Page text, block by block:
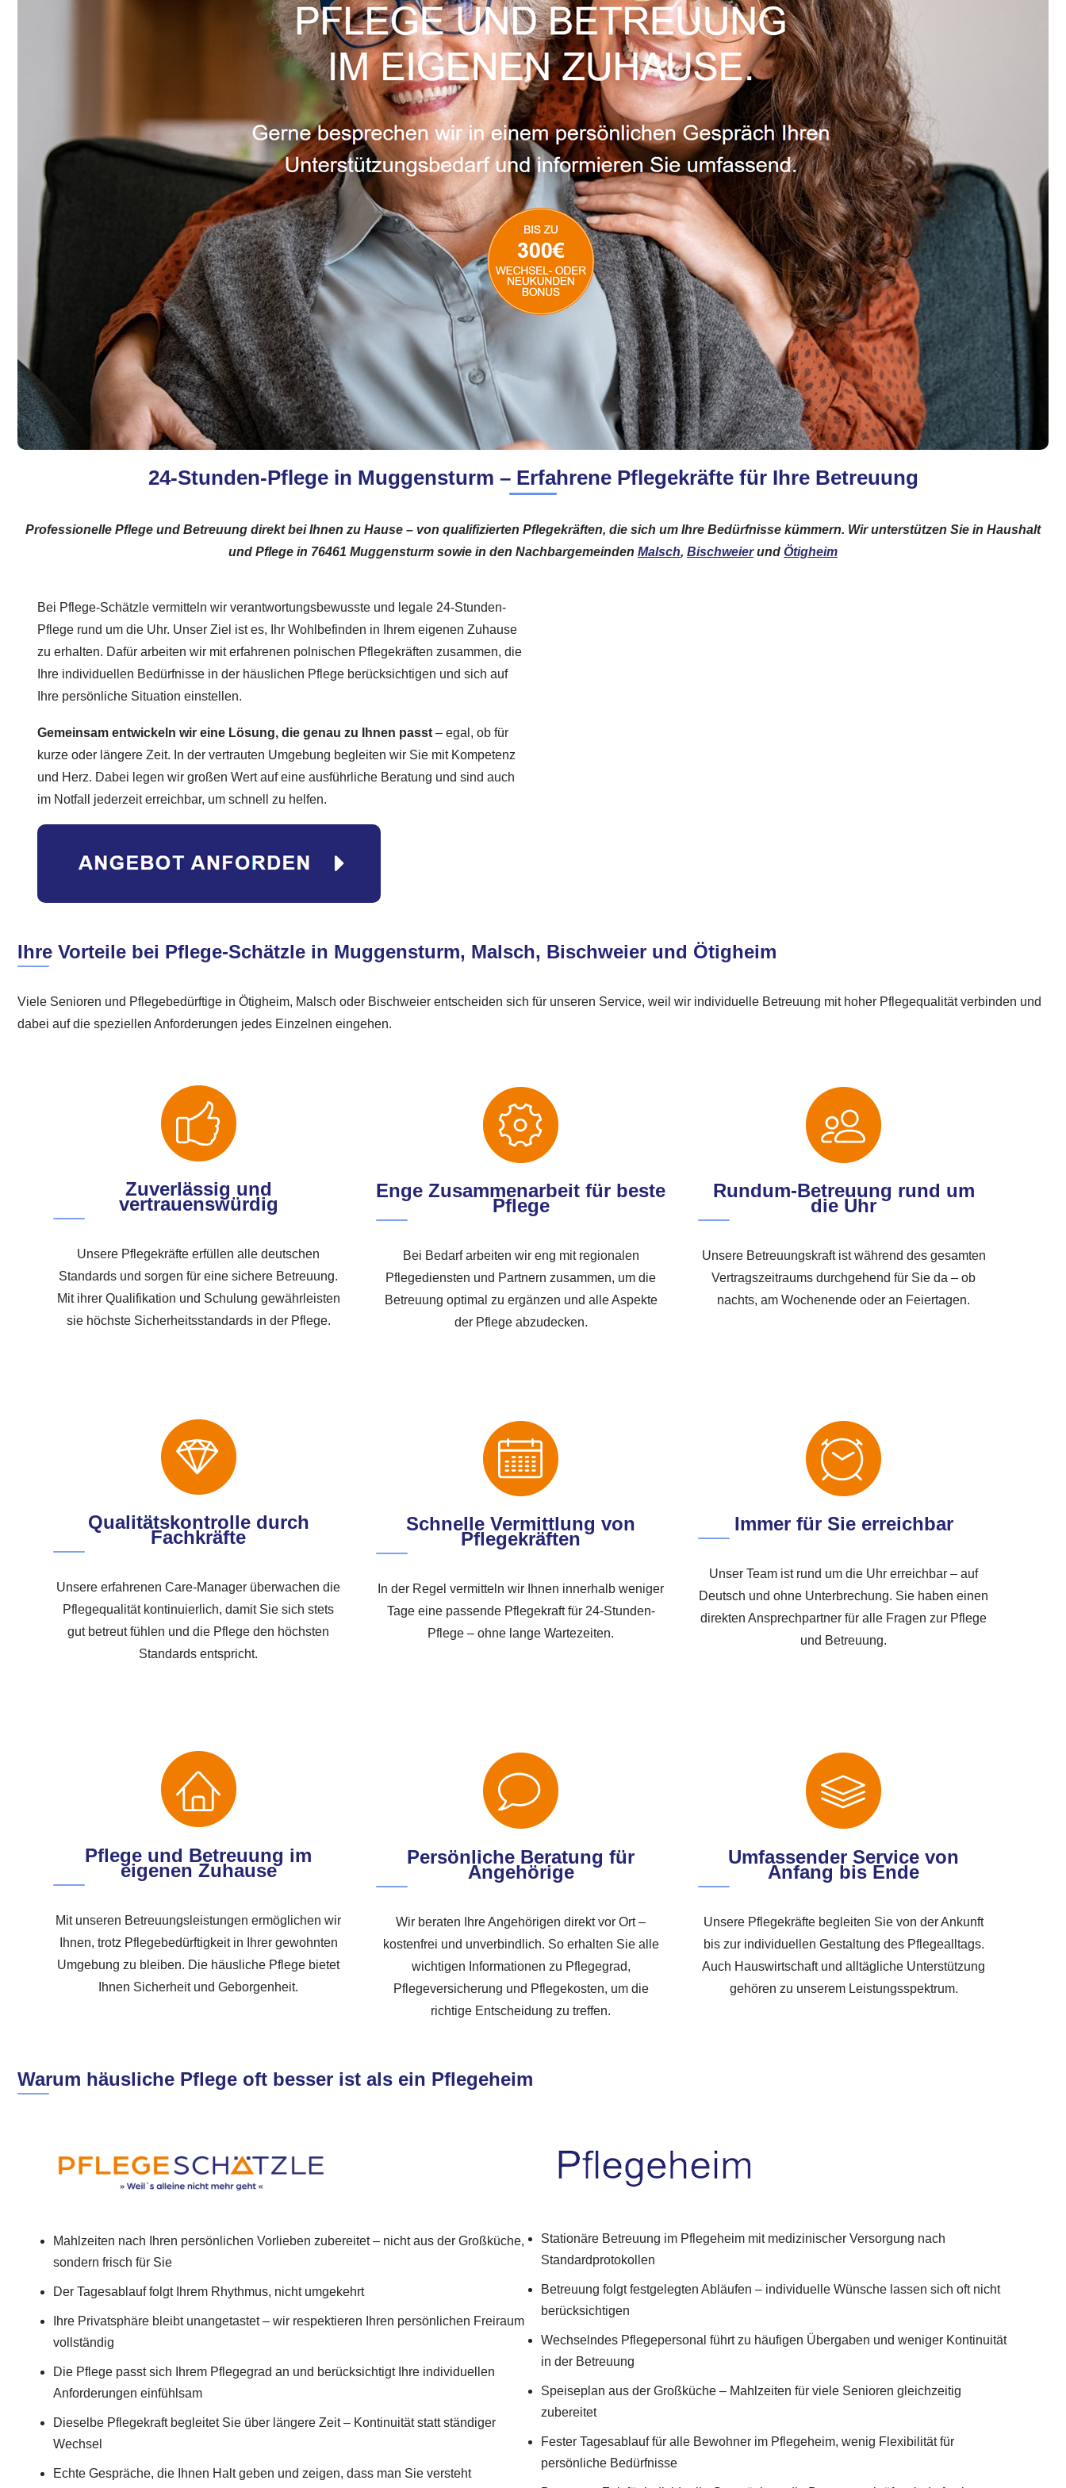
24-Stunden-Pflege in Muggensturm – Erfahrene Pflegekräfte für Ihre Betreuung
Professionelle Pflege und Betreuung direkt bei Ihnen zu Hause – von qualifizierten Pflegekräften, die sich um Ihre Bedürfnisse kümmern. Wir unterstützen Sie in Haushalt
und Pflege in 76461 Muggensturm sowie in den Nachbargemeinden Malsch, Bischweierund Ötigheim
Bei Pflege-Schätzle vermitteln wir verantwortungsbewusste und legale 24-Stunden-
Pflege rund um die Uhr. Unser Ziel ist es, Ihr Wohlbefinden in Ihrem eigenen Zuhause
zu erhalten. Dafür arbeiten wir mit erfahrenen polnischen Pflegekräften zusammen, die
Ihre individuellen Bedürfnisse in der häuslichen Pflege berücksichtigen und sich auf
Ihre persönliche Situation einstellen.
Gemeinsam entwickeln wir eine Lösung, die genau zu Ihnen passt – egal, ob für
kurze oder längere Zeit. In der vertrauten Umgebung begleiten wir Sie mit Kompetenz
und Herz. Dabei legen wir großen Wert auf eine ausführliche Beratung und sind auch
im Notfall jederzeit erreichbar, um schnell zu helfen.
Ihre Vorteile bei Pflege-Schätzle in Muggensturm, Malsch, Bischweier und Ötigheim
Viele Senioren und Pflegebedürftige in Ötigheim, Malsch oder Bischweier entscheiden sich für unseren Service, weil wir individuelle Betreuung mit hoher Pflegequalität verbinden und
dabei auf die speziellen Anforderungen jedes Einzelnen eingehen.
Zuverlässig und
vertrauenswürdig
Unsere Pflegekräfte erfüllen alle deutschen
Standards und sorgen für eine sichere Betreuung.
Mit ihrer Qualifikation und Schulung gewährleisten
sie höchste Sicherheitsstandards in der Pflege.
Enge Zusammenarbeit für beste
Pflege
Bei Bedarf arbeiten wir eng mit regionalen
Pflegediensten und Partnern zusammen, um die
Betreuung optimal zu ergänzen und alle Aspekte
der Pflege abzudecken.
Rundum-Betreuung rund um
die Uhr
Unsere Betreuungskraft ist während des gesamten
Vertragszeitraums durchgehend für Sie da – ob
nachts, am Wochenende oder an Feiertagen.
Qualitätskontrolle durch
Fachkräfte
Unsere erfahrenen Care-Manager überwachen die
Pflegequalität kontinuierlich, damit Sie sich stets
gut betreut fühlen und die Pflege den höchsten
Standards entspricht.
Schnelle Vermittlung von
Pflegekräften
In der Regel vermitteln wir Ihnen innerhalb weniger
Tage eine passende Pflegekraft für 24-Stunden-
Pflege – ohne lange Wartezeiten.
Immer für Sie erreichbar
Unser Team ist rund um die Uhr erreichbar – auf
Deutsch und ohne Unterbrechung. Sie haben einen
direkten Ansprechpartner für alle Fragen zur Pflege
und Betreuung.
Pflege und Betreuung im
eigenen Zuhause
Mit unseren Betreuungsleistungen ermöglichen wir
Ihnen, trotz Pflegebedürftigkeit in Ihrer gewohnten
Umgebung zu bleiben. Die häusliche Pflege bietet
Ihnen Sicherheit und Geborgenheit.
Persönliche Beratung für
Angehörige
Wir beraten Ihre Angehörigen direkt vor Ort –
kostenfrei und unverbindlich. So erhalten Sie alle
wichtigen Informationen zu Pflegegrad,
Pflegeversicherung und Pflegekosten, um die
richtige Entscheidung zu treffen.
Umfassender Service von
Anfang bis Ende
Unsere Pflegekräfte begleiten Sie von der Ankunft
bis zur individuellen Gestaltung des Pflegealltags.
Auch Hauswirtschaft und alltägliche Unterstützung
gehören zu unserem Leistungsspektrum.
Warum häusliche Pflege oft besser ist als ein Pflegeheim
Mahlzeiten nach Ihren persönlichen Vorlieben zubereitet – nicht aus der Großküche,
sondern frisch für Sie
Der Tagesablauf folgt Ihrem Rhythmus, nicht umgekehrt
Ihre Privatsphäre bleibt unangetastet – wir respektieren Ihren persönlichen Freiraum
vollständig
Die Pflege passt sich Ihrem Pflegegrad an und berücksichtigt Ihre individuellen
Anforderungen einfühlsam
Dieselbe Pflegekraft begleitet Sie über längere Zeit – Kontinuität statt ständiger
Wechsel
Echte Gespräche, die Ihnen Halt geben und zeigen, dass man Sie versteht
Stationäre Betreuung im Pflegeheim mit medizinischer Versorgung nach
Standardprotokollen
Betreuung folgt festgelegten Abläufen – individuelle Wünsche lassen sich oft nicht
berücksichtigen
Wechselndes Pflegepersonal führt zu häufigen Übergaben und weniger Kontinuität
in der Betreuung
Speiseplan aus der Großküche – Mahlzeiten für viele Senioren gleichzeitig
zubereitet
Fester Tagesablauf für alle Bewohner im Pflegeheim, wenig Flexibilität für
persönliche Bedürfnisse